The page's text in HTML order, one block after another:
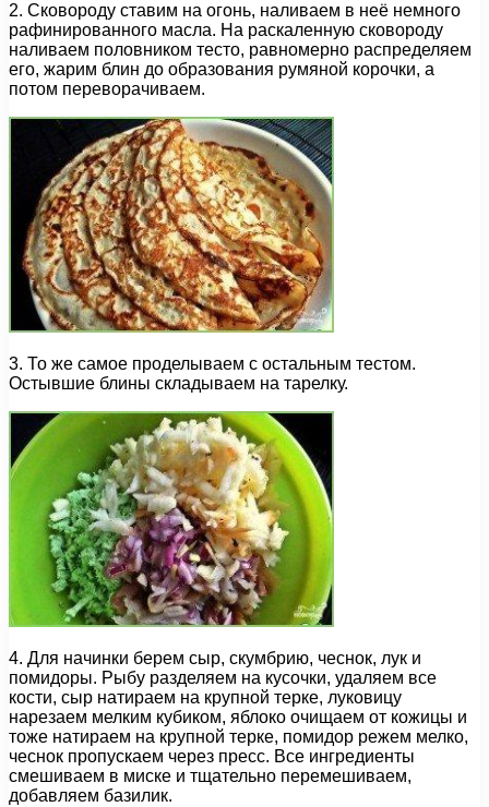
2. Сковороду ставим на огонь, наливаем в неё немного
рафинированного масла. На раскаленную сковороду
наливаем половником тесто, равномерно распределяем
его, жарим блин до образования румяной корочки, а
потом переворачиваем.
3. То же самое проделываем с остальным тестом.
Остывшие блины складываем на тарелку.
4. Для начинки берем сыр, скумбрию, чеснок, лук и
помидоры. Рыбу разделяем на кусочки, удаляем все
кости, сыр натираем на крупной терке, луковицу
нарезаем мелким кубиком, яблоко очищаем от кожицы и
тоже натираем на крупной терке, помидор режем мелко,
чеснок пропускаем через пресс. Все ингредиенты
смешиваем в миске и тщательно перемешиваем,
добавляем базилик.